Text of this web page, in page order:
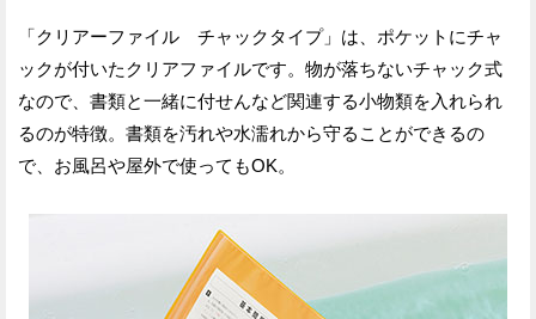
「クリアーファイル チャックタイプ」は、ポケットにチャ
ックが付いたクリアファイルです。物が落ちないチャック式
なので、書類と一緒に付せんなど関連する小物類を入れられ
るのが特徴。書類を汚れや水濡れから守ることができるの
で、お風呂や屋外で使ってもOK。